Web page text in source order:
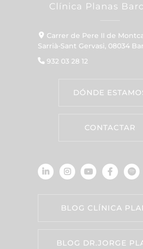
Clínica Planas
Carrer de Pere II de
Sarrià-Sant Gervasi, 08034
932 03 28 12
DÓNDE
CONTACTAR
BLOG CLÍNICA
BLOG DR.JORGE